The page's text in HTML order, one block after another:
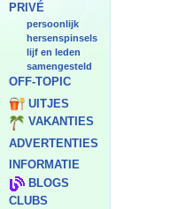
PRIVÉ
persoonlijk
hersenspinsels
lijf en leden
samengesteld
OFF-TOPIC
UITJES
VAKANTIES
ADVERTENTIES
INFORMATIE
BLOGS
CLUBS